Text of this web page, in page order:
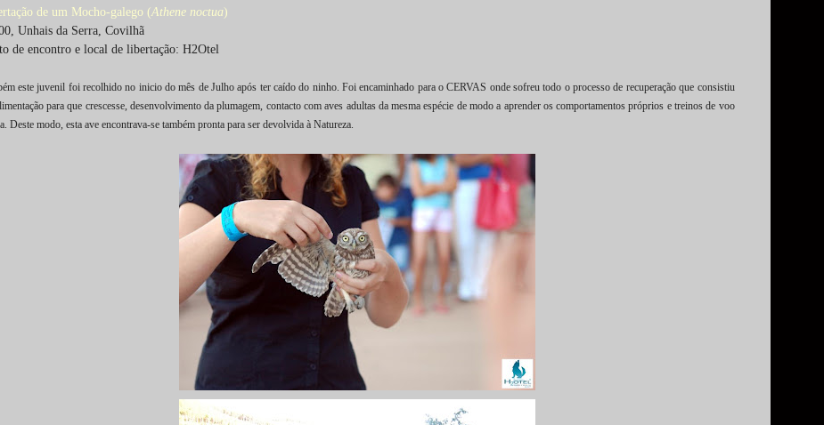
de um Mocho-galego (Athene noctua)
Unhais da Serra, Covilhã
de encontro e local de libertação: H2Otel
este juvenil foi recolhido no inicio do mês de Julho após ter caído do ninho. Foi encaminhado para o CERVAS onde sofreu todo o processo de recuperação que consistiu
para que crescesse, desenvolvimento da plumagem, contacto com aves adultas da mesma espécie de modo a aprender os comportamentos próprios e treinos de voo
Deste modo, esta ave encontrava-se também pronta para ser devolvida à Natureza.